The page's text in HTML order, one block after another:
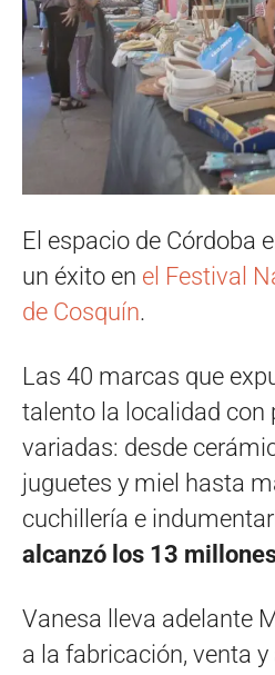
El espacio de Córdoba
un éxito en el Festival
de Cosquín.
Las 40 marcas que
talento la localidad con
variadas: desde
juguetes y miel hasta
cuchillería e
alcanzó los 13
Vanesa lleva adelante
a la fabricación, venta